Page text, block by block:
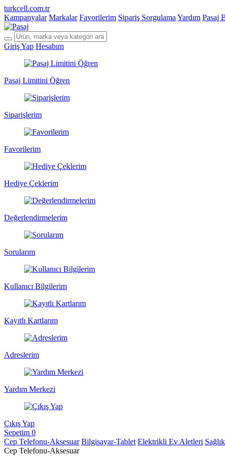
turkcell.com.tr
Kampanyalar Markalar Favorilerim Sipariş Sorgulama Yardım Pasaj
Giriş Yap Hesabım
Pasaj Limitini Öğren
Siparişlerim
Favorilerim
Hediye Çeklerim
Değerlendirmelerim
Sorularım
Kullanıcı Bilgilerim
Kayıtlı Kartlarım
Adreslerim
Yardım Merkezi
Çıkış Yap
Sepetim 0
Cep Telefonu-Aksesuar Bilgisayar-Tablet Elektrikli Ev Aletleri
Cep Telefonu-Aksesuar